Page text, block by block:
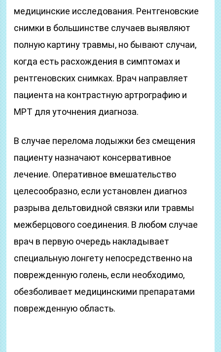
медицинские исследования. Рентгеновские
снимки в большинстве случаев выявляют
полную картину травмы, но бывают случаи,
когда есть расхождения в симптомах и
рентгеновских снимках. Врач направляет
пациента на контрастную артрографию и
МРТ для уточнения диагноза.
В случае перелома лодыжки без смещения
пациенту назначают консервативное
лечение. Оперативное вмешательство
целесообразно, если установлен диагноз
разрыва дельтовидной связки или травмы
межберцового соединения. В любом случае
врач в первую очередь накладывает
специальную лонгету непосредственно на
поврежденную голень, если необходимо,
обезболивает медицинскими препаратами
поврежденную область.